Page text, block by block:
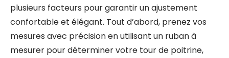
plusieurs facteurs pour garantir un ajustement
confortable et élégant. Tout d’abord, prenez vos
mesures avec précision en utilisant un ruban à
mesurer pour déterminer votre tour de poitrine,